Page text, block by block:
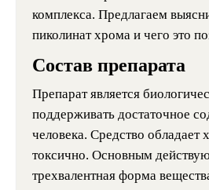
комплекса. Предлагаем
пиколинат хрома и чего это
Состав препарата
Препарат является
поддерживать достаточное
человека. Средство
токсично. Основным
трехвалентная форма